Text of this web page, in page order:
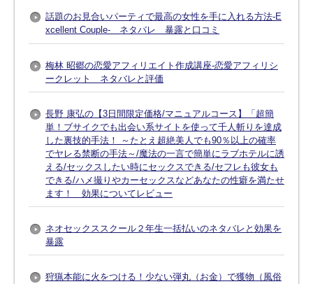
話題のお見合いパーティで最高の女性を手に入れる方法-E
xcellent Couple- ネタバレ 暴露と口コミ
梅林 昭郷の恋愛アフィリエイト作成講座-恋愛アフィリシ
ークレット ネタバレと評価
長野 康弘の【3日間限定価格/マニュアルコース】「超簡
単！ブサイクでも出会い系サイトを使って千人斬りを達成
した裏技的手法！ ～たとえ超絶美人でも90％以上の確率
でヤレる禁断の手法～/魔法の一言で簡単にラブホテルに誘
える/セックスしたい時にセックスできる/セフレも彼女も
できる/ハメ撮りやカーセックスなどあなたの性癖を満たせ
ます！ 効果についてレビュー
ネオセックススクール２年生一括払いのネタバレと効果を
暴露
狩猟本能に火をつける！少ない弾丸（お金）で獲物（風俗